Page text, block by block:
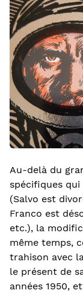
Au-delà du
spécifiques
(Salvo est
Franco est
etc.), la
même temps,
trahison avec
le présent de
années 1950,